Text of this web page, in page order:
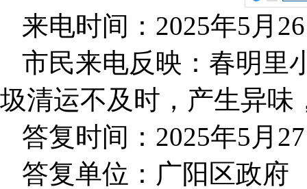
来电时间：2025年5月
市民来电反映：春明里
圾清运不及时，产生异味
答复时间：2025年5月
答复单位：广阳区政府